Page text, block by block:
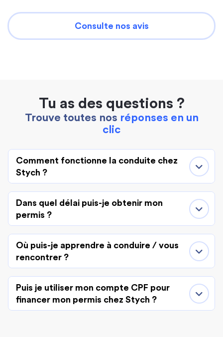
Consulte nos avis
Tu as des questions ?
Trouve toutes nos réponses en un
clic
Comment fonctionne la conduite chez
Stych ?
Dans quel délai puis-je obtenir mon
permis ?
Où puis-je apprendre à conduire / vous
rencontrer ?
Puis je utiliser mon compte CPF pour
financer mon permis chez Stych ?